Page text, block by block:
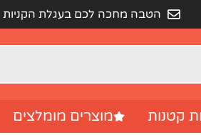
הטבה מחכה לכם בעגלת הקניות
קטנות מוצרים מומלצים